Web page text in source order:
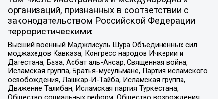
организаций, признанных в соответствии с
законодательством Российской Федерации
террористическими:
Высший военный Маджлисуль Шура Объединенных сил
моджахедов Кавказа, Конгресс народов Ичкерии и
Дагестана, База, Асбат аль-Ансар, Священная война,
Исламская группа, Братья-мусульмане, Партия исламского
освобождения, Лашкар-И-Тайба, Исламская группа,
Движение Талибан, Исламская партия Туркестана,
Общество социальных реформ, Общество возрождения